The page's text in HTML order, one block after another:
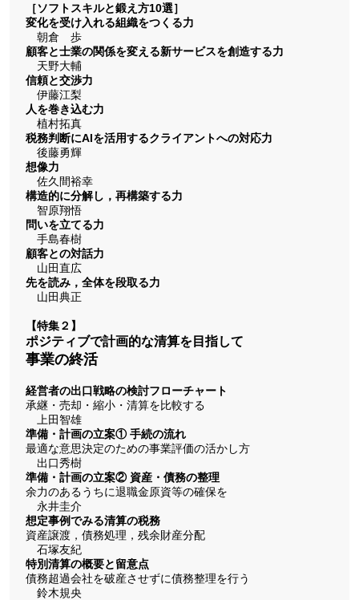
［ソフトスキルと鍛え方10選］
変化を受け入れる組織をつくる力
朝倉 歩
顧客と士業の関係を変える新サービスを創造する力
天野大輔
信頼と交渉力
伊藤江梨
人を巻き込む力
植村拓真
税務判断にAIを活用するクライアントへの対応力
後藤勇輝
想像力
佐久間裕幸
構造的に分解し，再構築する力
智原翔悟
問いを立てる力
手島春樹
顧客との対話力
山田直広
先を読み，全体を段取る力
山田典正
【特集２】
ポジティブで計画的な清算を目指して
事業の終活
経営者の出口戦略の検討フローチャート
承継・売却・縮小・清算を比較する
上田智雄
準備・計画の立案① 手続の流れ
最適な意思決定のための事業評価の活かし方
出口秀樹
準備・計画の立案② 資産・債務の整理
余力のあるうちに退職金原資等の確保を
永井圭介
想定事例でみる清算の税務
資産譲渡，債務処理，残余財産分配
石塚友紀
特別清算の概要と留意点
債務超過会社を破産させずに債務整理を行う
鈴木規央